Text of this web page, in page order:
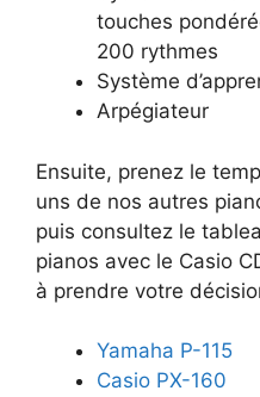
touches
200 rythmes
Système
Arpégiateur
Ensuite, prenez le
uns de nos autres
puis consultez le
pianos avec le Casio
à prendre votre
Yamaha P-115
Casio PX-160